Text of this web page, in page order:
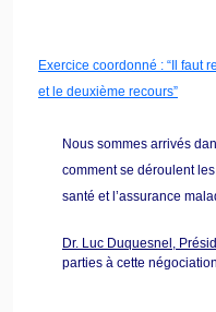
Exercice coordonné : “Il faut
et le deuxième recours”
Nous sommes arrivés
comment se déroulent
santé et l’assurance
Dr. Luc Duquesnel,
parties à cette